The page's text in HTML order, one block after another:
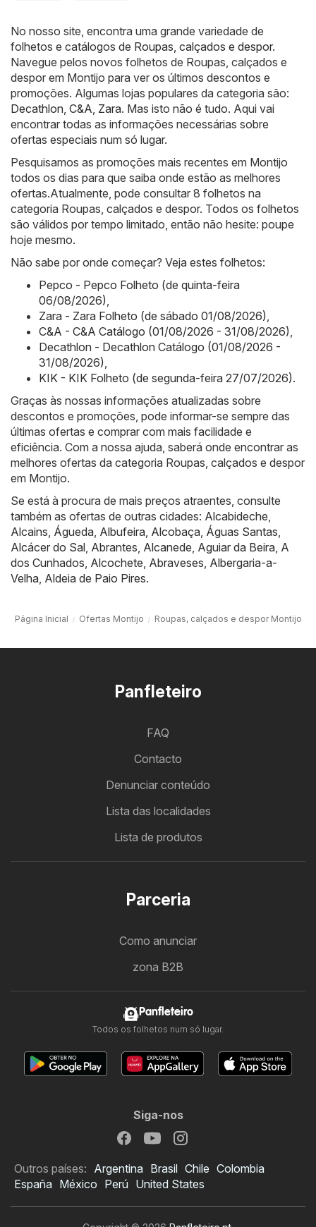
No nosso site, encontra uma grande variedade de
folhetos e catálogos de Roupas, calçados e despor.
Navegue pelos novos folhetos de Roupas, calçados e
despor em Montijo para ver os últimos descontos e
promoções. Algumas lojas populares da categoria são:
Decathlon, C&A, Zara. Mas isto não é tudo. Aqui vai
encontrar todas as informações necessárias sobre
ofertas especiais num só lugar.
Pesquisamos as promoções mais recentes em Montijo
todos os dias para que saiba onde estão as melhores
ofertas.Atualmente, pode consultar 8 folhetos na
categoria Roupas, calçados e despor. Todos os folhetos
são válidos por tempo limitado, então não hesite: poupe
hoje mesmo.
Não sabe por onde começar? Veja estes folhetos:
Pepco - Pepco Folheto (de quinta-feira
06/08/2026),
Zara - Zara Folheto (de sábado 01/08/2026),
C&A - C&A Catálogo (01/08/2026 - 31/08/2026),
Decathlon - Decathlon Catálogo (01/08/2026 -
31/08/2026),
KIK - KIK Folheto (de segunda-feira 27/07/2026).
Graças às nossas informações atualizadas sobre
descontos e promoções, pode informar-se sempre das
últimas ofertas e comprar com mais facilidade e
eficiência. Com a nossa ajuda, saberá onde encontrar as
melhores ofertas da categoria Roupas, calçados e despor
em Montijo.
Se está à procura de mais preços atraentes, consulte
também as ofertas de outras cidades: Alcabideche,
Alcains, Águeda, Albufeira, Alcobaça, Águas Santas,
Alcácer do Sal, Abrantes, Alcanede, Aguiar da Beira, A
dos Cunhados, Alcochete, Abraveses, Albergaria-a-
Velha, Aldeia de Paio Pires.
Página Inicial Ofertas Montijo Roupas, calçados e despor Montijo
Panfleteiro
FAQ
Contacto
Denunciar conteúdo
Lista das localidades
Lista de produtos
Parceria
Como anunciar
zona B2B
Panfleteiro
Todos os folhetos num só lugar.
Siga-nos
Outros países: Argentina Brasil Chile Colombia
España México Perú United States